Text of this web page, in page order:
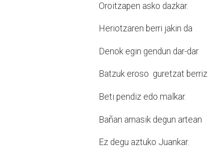
Oroitzapen asko dazkar.
Heriotzaren berri jakin da
Denok egin gendun dar-dar
Batzuk eroso guretzat berriz
Beti pendiz edo malkar.
Bañan arnasik degun artean
Ez degu aztuko Juankar.